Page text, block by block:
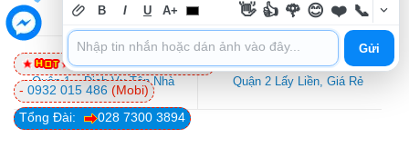
Địa Chỉ Vệ Sinh Laptop
Quận 1 – Dịch Vụ Tận Nhà
Địa Chỉ Vệ Sinh Laptop
Quận 2 Lấy Liền, Giá Rẻ
Tổng Đài: 028 7300 3894
- 0932 015 486 (Mobi)
0981 81 32 72(Viettel)
B I U A+ 👋 👍 🌹 😊 ❤️ 📞
Gửi